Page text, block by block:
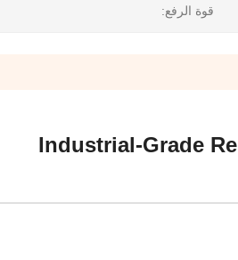
قوة الرفع:
Industrial-Grade